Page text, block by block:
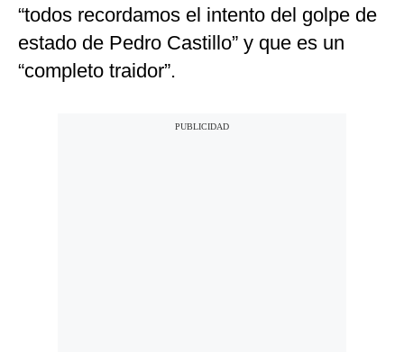
“todos recordamos el intento del golpe de
estado de Pedro Castillo” y que es un
“completo traidor”.